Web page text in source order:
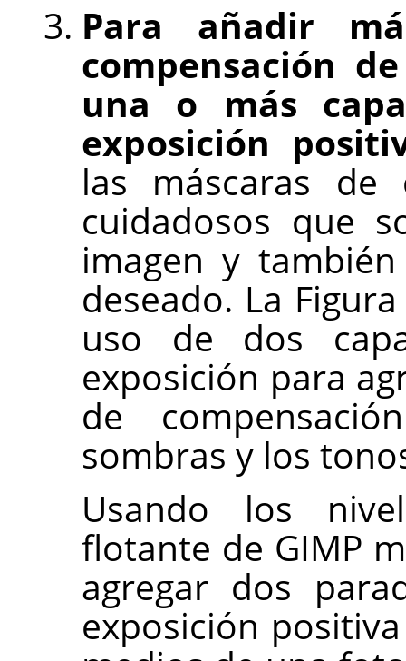
Para añadir
compensación
una o más
exposición
las máscaras de
cuidadosos que
imagen y
deseado. La
uso de dos
exposición para
de
sombras y los
Usando los
flotante de GIMP
agregar dos
exposición